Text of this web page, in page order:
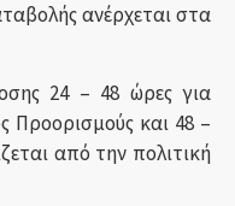
ανέρχεται στα
24 – 48 ώρες για
Προορισμούς και 48 –
από την πολιτική